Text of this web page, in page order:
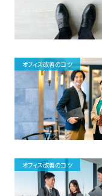
オフィス改善のコツ
オフィス改善のコツ